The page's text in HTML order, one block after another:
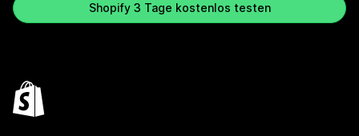
Shopify 3 Tage kostenlos testen